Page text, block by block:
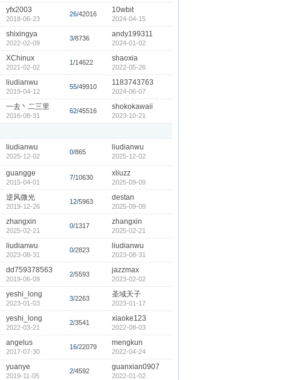
yfx2003
2018-06-23
26/42016 10wbit
2024-04-15
shixingya
2022-02-09
3/8736 andy199311
2024-01-02
XChinux
2021-02-02
1/14622 shaoxia
2022-05-26
liudianwu
2019-04-12
55/49910 1183743763
2024-06-07
一去丶二三里
2016-08-31
62/45516 shokokawaii
2023-10-21
liudianwu
2025-12-02
0/865
liudianwu
2025-12-02
guangge
2015-04-01
7/10630 xliuzz
2025-09-09
逆风微光
2019-12-26
12/5963 destan
2025-09-09
zhangxin
2025-02-21
0/1317 zhangxin
2025-02-21
liudianwu
2023-08-31
0/2823 liudianwu
2023-08-31
dd759378563
2019-06-09
2/5593 jazzmax
2023-02-02
yeshi_long
2023-01-03
3/2263 圣域天子
2023-01-17
yeshi_long
2022-03-21
2/3541 xiaoke123
2022-08-03
angelus
2017-07-30
16/22079 mengkun
2022-04-24
yuanye
2019-11-05
2/4592 guanxian0907
2022-01-02